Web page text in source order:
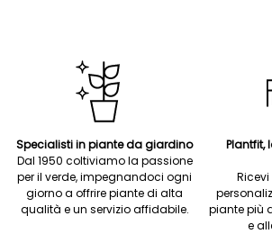
Specialisti in piante da giardino
Dal 1950 coltiviamo la passione
per il verde, impegnandoci ogni
giorno a offrire piante di alta
qualità e un servizio affidabile.
Plantfit,
piante più
e